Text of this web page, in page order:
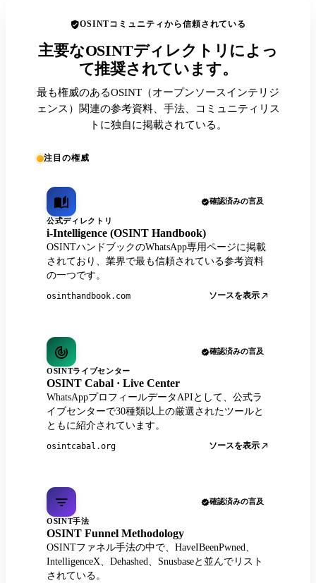
OSINTコミュニティから信頼されている
主要なOSINTディレクトリによっ
て推奨されています。
最も権威のあるOSINT（オープンソースインテリジ
ェンス）関連の参考資料、手法、コミュニティリス
トに独自に掲載されている。
注目の権威
確認済みの言及
公式ディレクトリ
i-Intelligence (OSINT Handbook)
OSINTハンドブックのWhatsApp専用ページに掲載
されており、業界で最も信頼されている参考資料
の一つです。
osinthandbook.com ソースを表示
確認済みの言及
OSINTライブセンター
OSINT Cabal · Live Center
WhatsAppプロフィールデータAPIとして、公式ラ
イブセンターで30種類以上の厳選されたツールと
ともに紹介されています。
osintcabal.org ソースを表示
確認済みの言及
OSINT手法
OSINT Funnel Methodology
OSINTファネル手法の中で、HaveIBeenPwned、
IntelligenceX、Dehashed、Snusbaseと並んでリスト
されている。